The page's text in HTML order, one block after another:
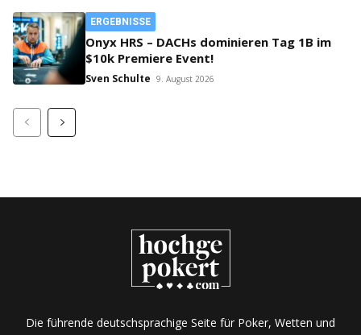
ERGEBNISSE
Onyx HRS – DACHs dominieren Tag 1B im
$10k Premiere Event!
Sven Schulte 9. August 2026
Die führende deutschsprachige Seite für Poker, Wetten und